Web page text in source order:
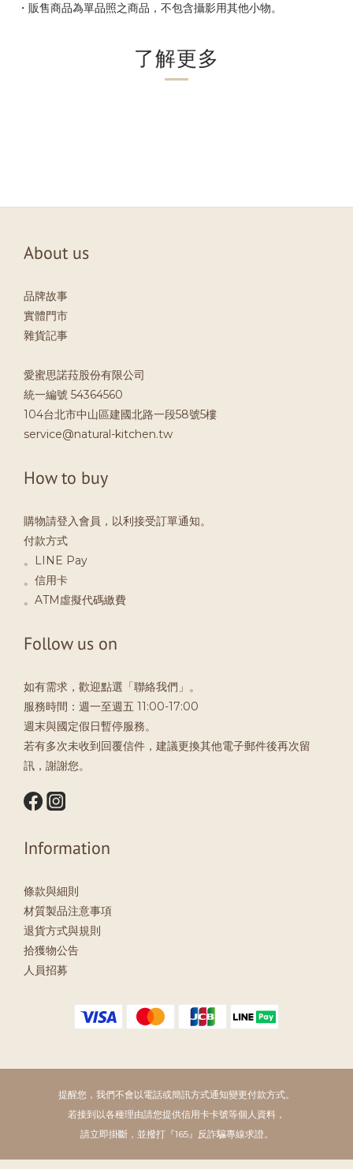
・販售商品為單品照之商品，不包含攝影用其他小物。
了解更多
About us
品牌故事
實體門市
雜貨記事
愛蜜思諾菈股份有限公司
統一編號 54364560
104台北市中山區建國北路一段58號5樓
service@natural-kitchen.tw
How to buy
購物請登入會員，以利接受訂單通知。
付款方式
。LINE Pay
。信用卡
。ATM虛擬代碼繳費
Follow us on
如有需求，歡迎點選「聯絡我們」。
服務時間：週一至週五 11:00-17:00
週末與國定假日暫停服務。
若有多次未收到回覆信件，建議更換其他電子郵件後再次留
訊，謝謝您。
Information
條款與細則
材質製品注意事項
退貨方式與規則
拾獲物公告
人員招募
提醒您，我們不會以電話或簡訊方式通知變更付款方式。
若接到以各種理由請您提供信用卡卡號等個人資料，
請立即掛斷，並撥打『165』反詐騙專線求證。